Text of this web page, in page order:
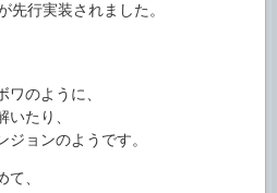
先行実装されました。
のように、
いたり、
ョンのようです。
、